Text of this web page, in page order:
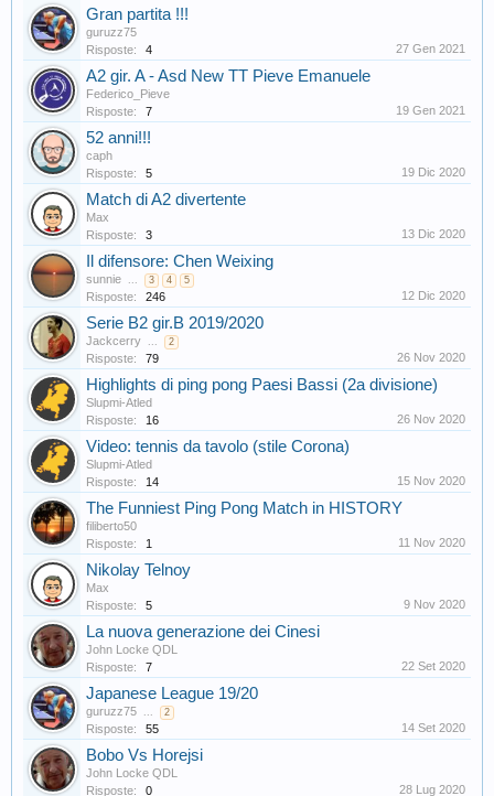
Gran partita !!!
guruzz75
Risposte:
4 27 Gen 2021
A2 gir. A - Asd New TT Pieve Emanuele
Federico_Pieve
Risposte:
7 19 Gen 2021
52 anni!!!
caph
Risposte:
5 19 Dic 2020
Match di A2 divertente
Max
Risposte:
3 13 Dic 2020
Il difensore: Chen Weixing
sunnie ... 3 4 5
Risposte: 246 12 Dic 2020
Serie B2 gir.B 2019/2020
Jackcerry ... 2
Risposte: 79 26 Nov 2020
Highlights di ping pong Paesi Bassi (2a divisione)
Slupmi-Atled
Risposte:
16 26 Nov 2020
Video: tennis da tavolo (stile Corona)
Slupmi-Atled
Risposte:
14 15 Nov 2020
The Funniest Ping Pong Match in HISTORY
filiberto50
Risposte:
1 11 Nov 2020
Nikolay Telnoy
Max
Risposte:
5 9 Nov 2020
La nuova generazione dei Cinesi
John Locke QDL
Risposte:
7 22 Set 2020
Japanese League 19/20
guruzz75 ... 2
Risposte: 55 14 Set 2020
Bobo Vs Horejsi
John Locke QDL
Risposte:
0 28 Lug 2020